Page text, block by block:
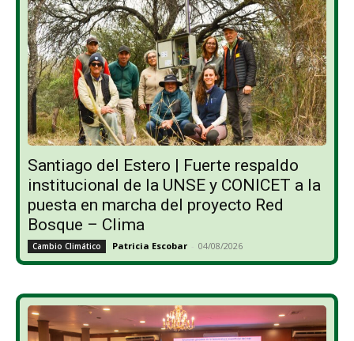
Santiago del Estero | Fuerte respaldo
institucional de la UNSE y CONICET a la
puesta en marcha del proyecto Red
Bosque – Clima
Cambio Climático Patricia Escobar - 04/08/2026